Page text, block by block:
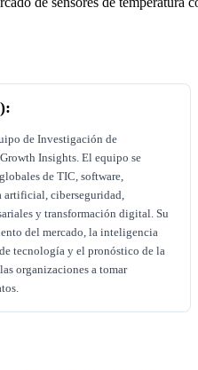
de Investigación de
Insights. El equipo se
de TIC, software,
artificial, ciberseguridad,
y transformación digital. Su
del mercado, la inteligencia
tecnología y el pronóstico de la
organizaciones a tomar